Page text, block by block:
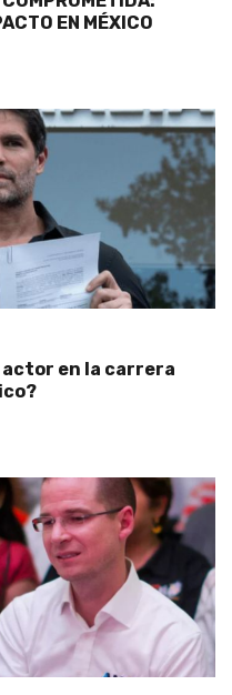
EN MÉXICO
en la carrera